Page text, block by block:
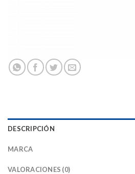
DESCRIPCIÓN
MARCA
VALORACIONES (0)